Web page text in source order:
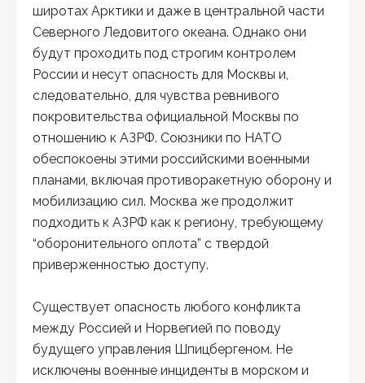
широтах Арктики и даже в центральной части
Северного Ледовитого океана. Однако они
будут проходить под строгим контролем
России и несут опасность для Москвы и,
следовательно, для чувства ревнивого
покровительства официальной Москвы по
отношению к АЗРФ. Союзники по НАТО
обеспокоены этими российскими военными
планами, включая противоракетную оборону и
мобилизацию сил. Москва же продолжит
подходить к АЗРФ как к региону, требующему
“оборонительного оплота” с твердой
приверженностью доступу.
Существует опасность любого конфликта
между Россией и Норвегией по поводу
будущего управления Шпицбергеном. Не
исключены военные инциденты в морском и